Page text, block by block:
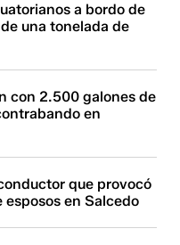
a bordo de
una tonelada de
con 2.500 galones de
en
que provocó
esposos en Salcedo